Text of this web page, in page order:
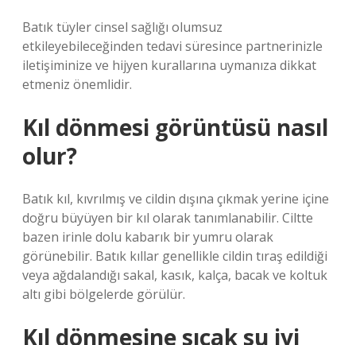
Batık tüyler cinsel sağlığı olumsuz
etkileyebileceğinden tedavi süresince partnerinizle
iletişiminize ve hijyen kurallarına uymanıza dikkat
etmeniz önemlidir.
Kıl dönmesi görüntüsü nasıl
olur?
Batık kıl, kıvrılmış ve cildin dışına çıkmak yerine içine
doğru büyüyen bir kıl olarak tanımlanabilir. Ciltte
bazen irinle dolu kabarık bir yumru olarak
görünebilir. Batık kıllar genellikle cildin tıraş edildiği
veya ağdalandığı sakal, kasık, kalça, bacak ve koltuk
altı gibi bölgelerde görülür.
Kıl dönmesine sıcak su iyi